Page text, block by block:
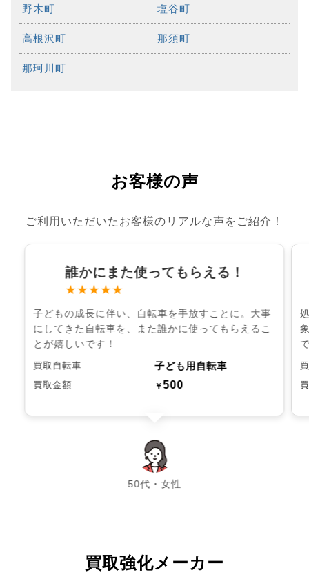
野木町 塩谷町
高根沢町 那須町
那珂川町
お客様の声
ご利用いただいたお客様のリアルな声をご紹介！
誰かにまた使ってもらえる！
★★★★★
子どもの成長に伴い、自転車を手放すことに。大事
にしてきた自転車を、また誰かに使ってもらえるこ
とが嬉しいです！
買取自転車 子ども用自転車
買取金額 ￥500
50代・女性
chevron_left chevron_right
買取強化メーカー